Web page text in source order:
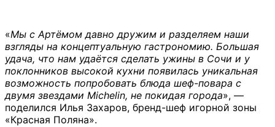
«Мы с Артёмом давно дружим и разделяем наши
взгляды на концептуальную гастрономию. Большая
удача, что нам удаётся сделать ужины в Сочи и у
поклонников высокой кухни появилась уникальная
возможность попробовать блюда шеф-повара с
двумя звездами Michelin, не покидая города», —
поделился Илья Захаров, бренд-шеф игорной зоны
«Красная Поляна».